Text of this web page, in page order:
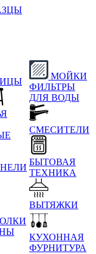
МОЙКИ
ФИЛЬТРЫ
ДЛЯ ВОДЫ
СМЕСИТЕЛИ
БЫТОВАЯ
ТЕХНИКА
ВЫТЯЖКИ
КУХОННАЯ
ФУРНИТУРА